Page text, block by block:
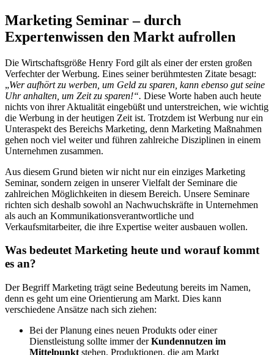
Marketing Seminar – durch
Expertenwissen den Markt aufrollen
Die Wirtschaftsgröße Henry Ford gilt als einer der ersten großen
Verfechter der Werbung. Eines seiner berühmtesten Zitate besagt:
„Wer aufhört zu werben, um Geld zu sparen, kann ebenso gut seine
Uhr anhalten, um Zeit zu sparen!“. Diese Worte haben auch heute
nichts von ihrer Aktualität eingebüßt und unterstreichen, wie wichtig
die Werbung in der heutigen Zeit ist. Trotzdem ist Werbung nur ein
Unteraspekt des Bereichs Marketing, denn Marketing Maßnahmen
gehen noch viel weiter und führen zahlreiche Disziplinen in einem
Unternehmen zusammen.
Aus diesem Grund bieten wir nicht nur ein einziges Marketing
Seminar, sondern zeigen in unserer Vielfalt der Seminare die
zahlreichen Möglichkeiten in diesem Bereich. Unsere Seminare
richten sich deshalb sowohl an Nachwuchskräfte in Unternehmen
als auch an Kommunikationsverantwortliche und
Verkaufsmitarbeiter, die ihre Expertise weiter ausbauen wollen.
Was bedeutet Marketing heute und worauf kommt
es an?
Der Begriff Marketing trägt seine Bedeutung bereits im Namen,
denn es geht um eine Orientierung am Markt. Dies kann
verschiedene Ansätze nach sich ziehen:
Bei der Planung eines neuen Produkts oder einer
Dienstleistung sollte immer derKundennutzen im
Mittelpunkt stehen. Produktionen, die am Markt